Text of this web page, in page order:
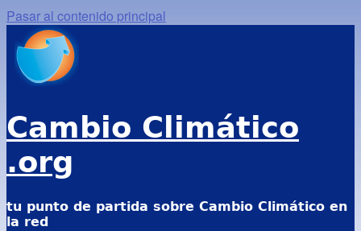
Pasar al contenido principal
Cambio Climático
.org
tu punto de partida sobre Cambio Climático en
la red